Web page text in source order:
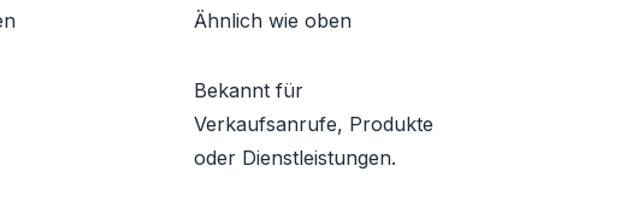
Ähnlich wie oben
Bekannt für
Verkaufsanrufe, Produkte
oder Dienstleistungen.